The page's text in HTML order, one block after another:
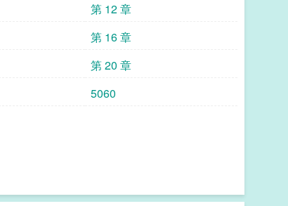
饲蛊不会伤及性命吗？你们凭什么说他会
回来，可林公子身子骨本就差，即便没有饲
是他的催命符啊！”沈清晏看着怀里脸色苍白
后来整个望京的人都知道，端王殿下将那个养
送到宁远侯府。既是贺礼，亦是聘礼。【乖
主宠上天》作为一个每天只知道吃喝玩乐的
男主的豪门小舅子。他以为自己可以继续过
叶天霖的大腿！结果当某清纯校花给男主送
在节目中高调向男主示爱时……男主:都滚开，
都市种马YY打脸爽文呢？男主干什么放着
第 12 章
第 16 章
第 20 章
5060